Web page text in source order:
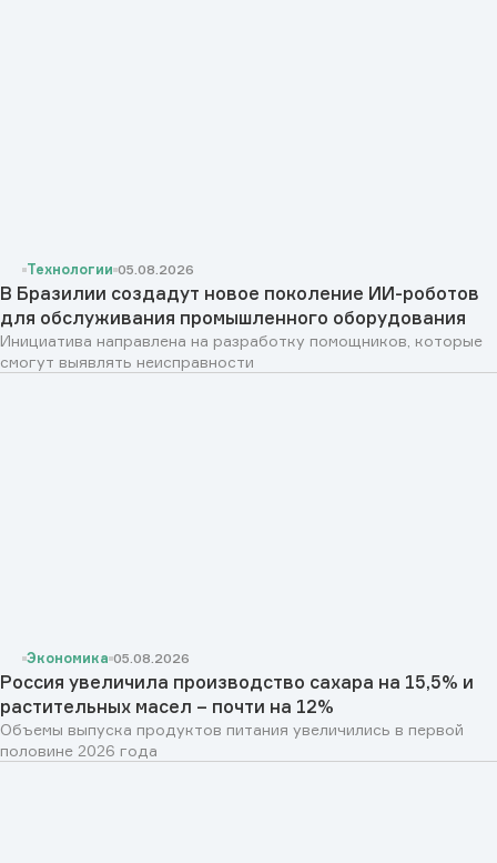
Технологии 05.08.2026
В Бразилии создадут новое поколение ИИ-роботов
для обслуживания промышленного оборудования
Инициатива направлена на разработку помощников, которые
смогут выявлять неисправности
Экономика 05.08.2026
Россия увеличила производство сахара на 15,5% и
растительных масел – почти на 12%
Объемы выпуска продуктов питания увеличились в первой
половине 2026 года